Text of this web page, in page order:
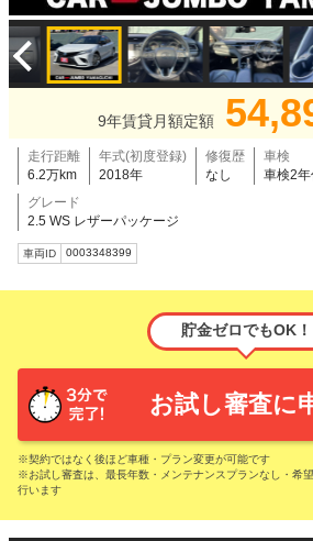
9年賃貸月額定額
走行距離
6.2万km
年式(初度登録)
2018年
修復歴
なし
車検
車検2年
グレード
2.5 WS レザーパッケージ
車両ID 0003348399
貯金ゼロでもOK！
お試し審査に
※契約ではなく後ほど車種・プラン変更が可能です
※お試し審査は、最長年数・メンテナンスプランなし・希
行います